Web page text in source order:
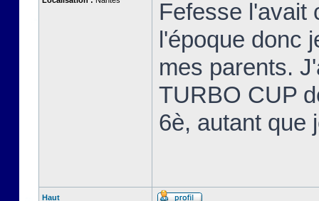
Fefesse l'avait
l'époque donc
mes parents.
TURBO CUP
6è, autant que
Haut